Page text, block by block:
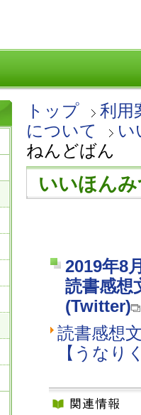
トップ
利用
について
い
ねんどばん
いいほん
2019年8
読書感想
(Twitter)
読書感想
【うなり